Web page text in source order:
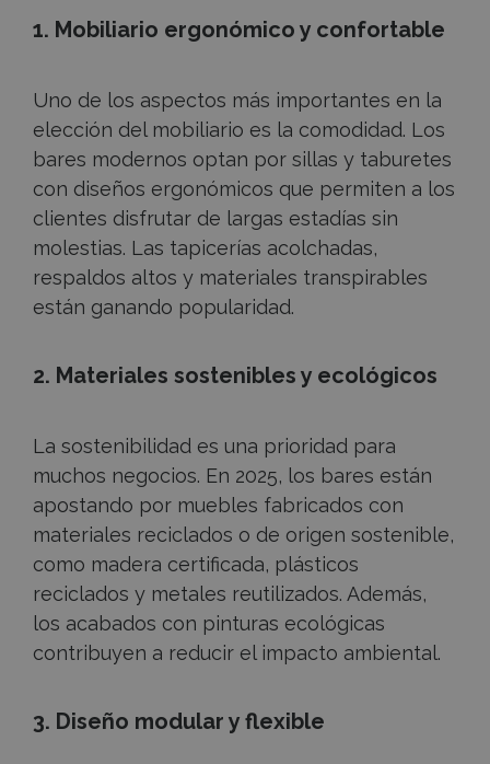
1. Mobiliario ergonómico y confortable
Uno de los aspectos más importantes en la
elección del mobiliario es la comodidad. Los
bares modernos optan por sillas y taburetes
con diseños ergonómicos que permiten a los
clientes disfrutar de largas estadías sin
molestias. Las tapicerías acolchadas,
respaldos altos y materiales transpirables
están ganando popularidad.
2. Materiales sostenibles y ecológicos
La sostenibilidad es una prioridad para
muchos negocios. En 2025, los bares están
apostando por muebles fabricados con
materiales reciclados o de origen sostenible,
como madera certificada, plásticos
reciclados y metales reutilizados. Además,
los acabados con pinturas ecológicas
contribuyen a reducir el impacto ambiental.
3. Diseño modular y flexible